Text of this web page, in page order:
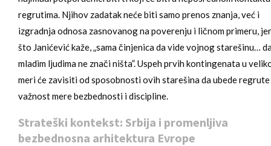
regrutima. Njihov zadatak neće biti samo prenos znanja, već i
izgradnja odnosa zasnovanog na poverenju i ličnom primeru,
što Janićević kaže, „sama činjenica da vide vojnog starešinu…
mladim ljudima ne znači ništa”. Uspeh prvih kontingenata u
meri će zavisiti od sposobnosti ovih starešina da ubede regrute
važnost mere bezbednosti i discipline.
Strateški kontekst: Srbija i promenljiva
bezbednosna arhitektura Evrope